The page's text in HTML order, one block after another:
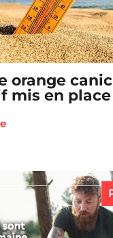
orange
mis en place